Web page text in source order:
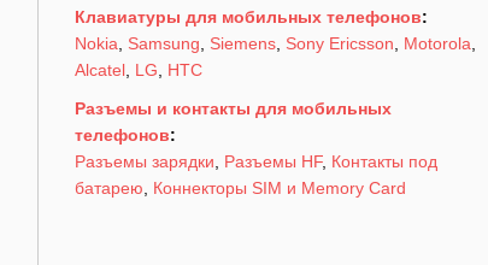
Клавиатуры для мобильных телефонов:
Nokia, Samsung, Siemens, Sony Ericsson, Motorola,
Alcatel, LG, HTC
Разъемы и контакты для мобильных
телефонов:
Разъемы зарядки, Разъемы HF, Контакты под
батарею, Коннекторы SIM и Memory Card